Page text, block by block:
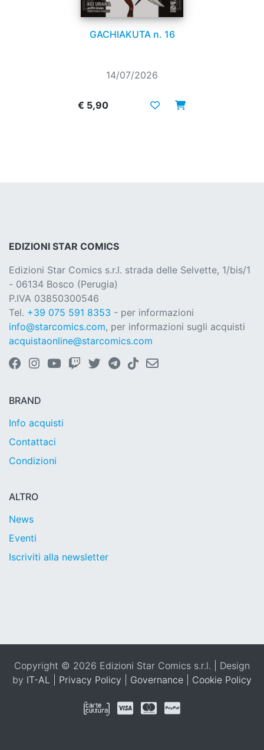
GACHIAKUTA n. 16
14/07/2026
€ 5,90
EDIZIONI STAR COMICS
Edizioni Star Comics s.r.l. strada delle Selvette, 1/bis/1
- 06134 Bosco (Perugia)
P.IVA 03850300546
Tel. +39 075 591 8353 - per informazioni
info@starcomics.com, per informazioni sugli acquisti
acquistaonline@starcomics.com
BRAND
Info acquisti
Contattaci
Condizioni
ALTRO
News
Eventi
Iscriviti alla newsletter
Copyright © 2026 Edizioni Star Comics s.r.l. | Design
by IT-AL Privacy Policy Governance Cookie Policy